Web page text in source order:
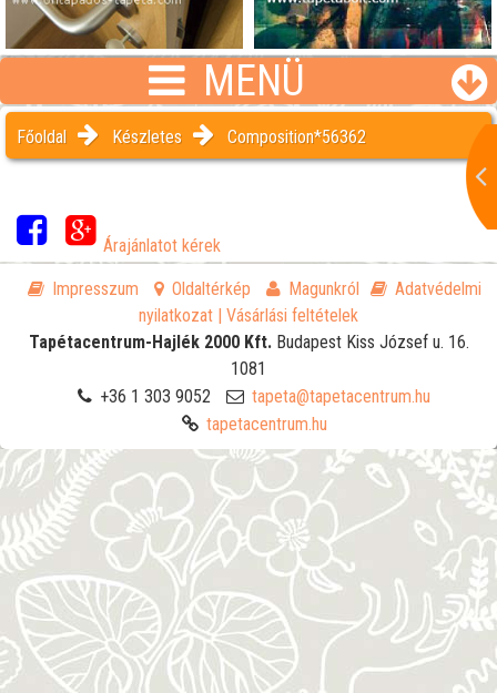
MENÜ
Főoldal Készletes Composition*56362
Árajánlatot kérek
Impresszum Oldaltérkép Magunkról
Adatvédelmi
nyilatkozat
| Vásárlási feltételek
Tapétacentrum-Hajlék 2000 Kft. Budapest Kiss József u. 16.
1081
+36 1 303 9052
tapeta@tapetacentrum.hu
tapetacentrum.hu